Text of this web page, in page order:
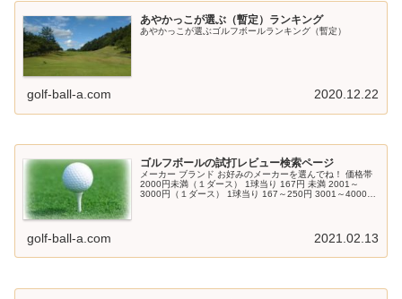
あやかっこが選ぶ（暫定）ランキング
あやかっこが選ぶゴルフボールランキング（暫定）
golf-ball-a.com 2020.12.22
ゴルフボールの試打レビュー検索ページ
メーカー ブランド お好みのメーカーを選んでね！ 価格帯
2000円未満（１ダース） 1球当り 167円 未満 2001～
3000円（１ダース） 1球当り 167～250円 3001～4000円
golf-ball-a.com 2021.02.13